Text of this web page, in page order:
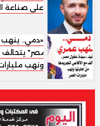
على صناعة
«دمي..
مصر" يتحالف
ونهب